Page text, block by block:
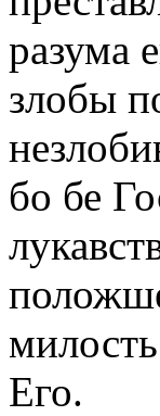
разума
злобы
бо бе
Его.